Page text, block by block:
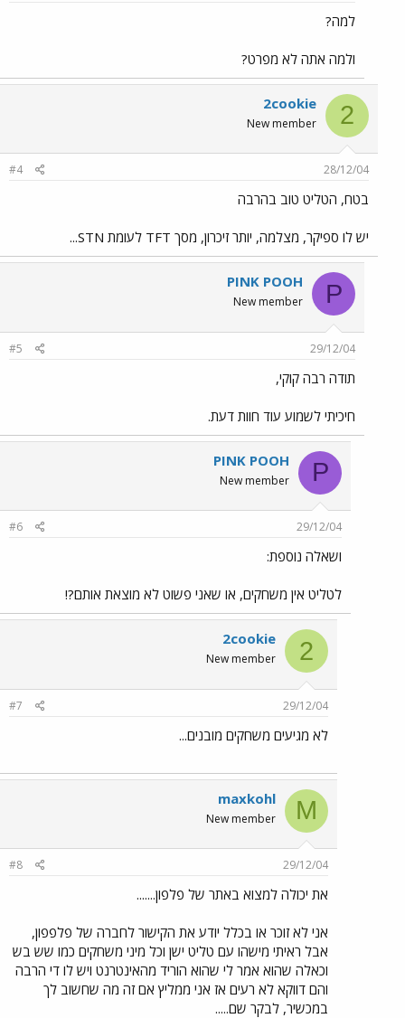
למה?
ולמה אתה לא מפרט?
2
2cookie
New member
28/12/04
#4
בטח, הטליט טוב בהרבה
יש לו ספיקר, מצלמה, יותר זיכרון, מסך TFT לעומת STN...
P
PINK POOH
New member
29/12/04
#5
תודה רבה קוקי,
חיכיתי לשמוע עוד חוות דעת.
P
PINK POOH
New member
29/12/04
#6
ושאלה נוספת:
לטליט אין משחקים, או שאני פשוט לא מוצאת אותם?!
2
2cookie
New member
29/12/04
#7
לא מגיעים משחקים מובנים...
M
maxkohl
New member
29/12/04
#8
את יכולה למצוא באתר של פלפון.......
אני לא זוכר או בכלל יודע את הקישור לחברה של פלפפון,
אבל ראיתי מישהו עם טליט ישן וכל מיני משחקים כמו שש בש
וכאלה שהוא אמר לי שהוא הוריד מהאינטרנט ויש לו די הרבה
והם דווקא לא רעים אז אני ממליץ אם זה מה שחשוב לך
במכשיר, לבקר שם.....